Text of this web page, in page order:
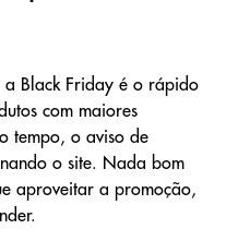
a Black Friday é o rápido
com maiores
tempo, o aviso de
o site. Nada bom
aproveitar a promoção,